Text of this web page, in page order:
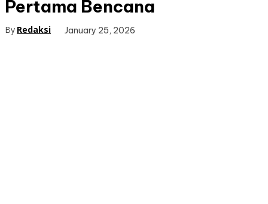
Pertama Bencana
By Redaksi January 25, 2026